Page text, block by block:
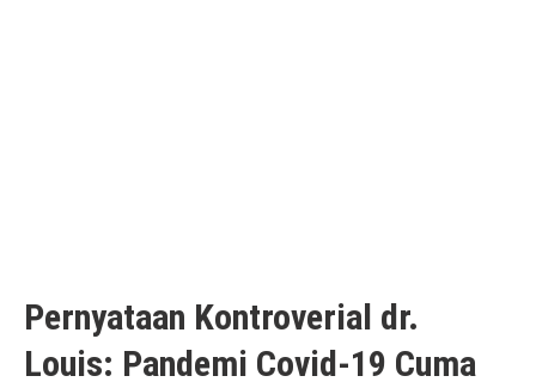
Pernyataan Kontroverial dr.
Louis: Pandemi Covid-19 Cuma